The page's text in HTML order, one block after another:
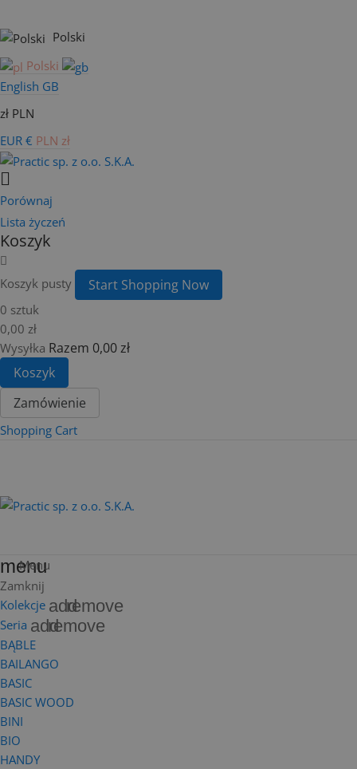
Polski
Polski
English GB
zł PLN
EUR € PLN zł
Porównaj
Lista życzeń
Koszyk
Koszyk pusty Start Shopping Now
0 sztuk
0,00 zł
Wysyłka Razem 0,00 zł
Koszyk
Zamówienie
Shopping Cart
menu
Menu
Zamknij
Kolekcje addremove
Seria addremove
BĄBLE
BAILANGO
BASIC
BASIC WOOD
BINI
BIO
HANDY